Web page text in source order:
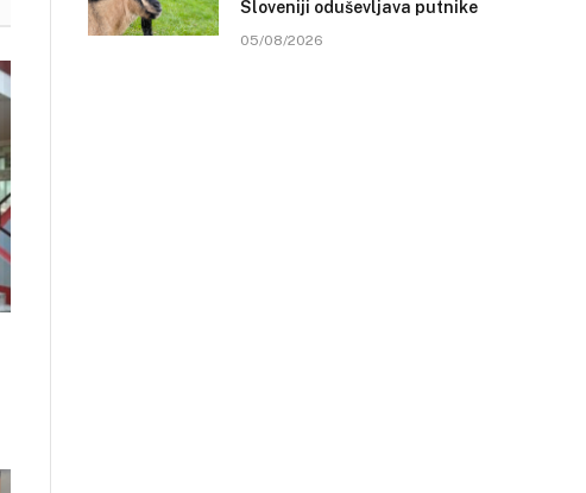
Sloveniji oduševljava putnike
05/08/2026